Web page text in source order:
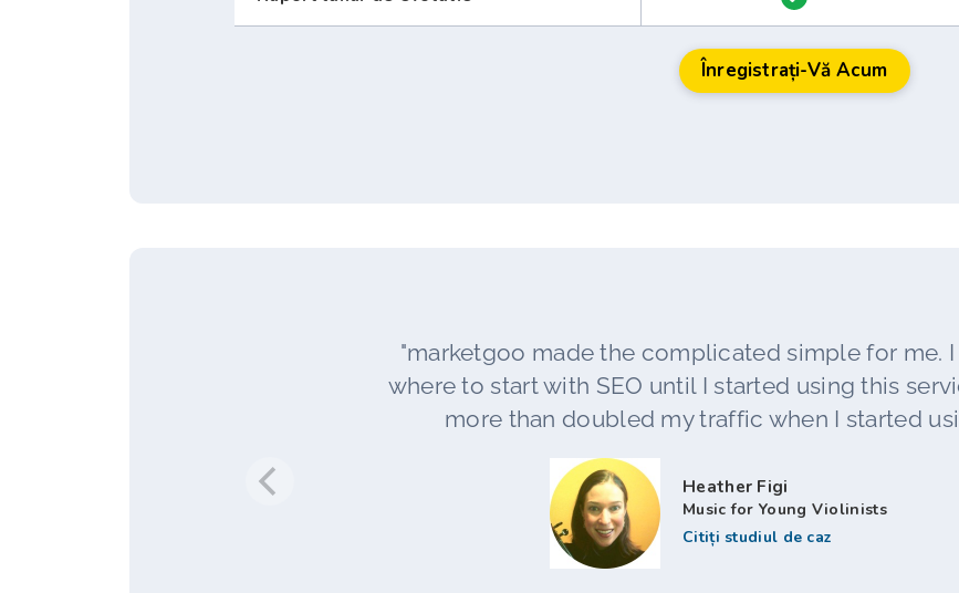
Înregistrați-Vă Acum
"marketgoo made the complicated simple for me.
where to start with SEO until I started using this
more than doubled my traffic when I started
Heather Figi
Music for Young Violinists
Citiți studiul de caz